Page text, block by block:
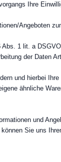
Ihre
Angeboten
1 lit. a
der Daten
und hierbei
ähnliche
und
Sie uns